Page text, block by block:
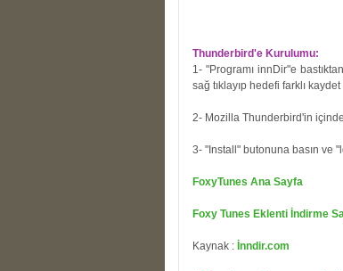
Thunderbird'e Kurulumu:
1- "Programı innDir"e
sağ tıklayıp hedefi farklı
2- Mozilla Thunderbird'in
3- "Install" butonuna basın ve
FoxyTunes Ana Sayfa
Foxy Tunes Eklenti İndirme
Kaynak : İnndir.com